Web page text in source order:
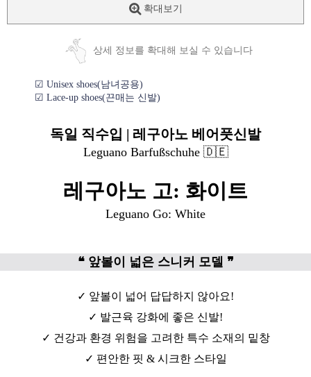
확대보기
상세 정보를 확대해 보실 수 있습니다
☑ Unisex shoes(남녀공용)
☑ Lace-up shoes(끈매는 신발)
독일 직수입 | 레구아노 베어풋신발
Leguano Barfußschuhe 🇩🇪
레구아노 고: 화이트
Leguano Go: White
❝ 앞볼이 넓은 스니커 모델 ❞
✓ 앞볼이 넓어 답답하지 않아요!
✓ 발근육 강화에 좋은 신발!
✓ 건강과 환경 위험을 고려한 특수 소재의 밑창
✓ 편안한 핏 & 시크한 스타일